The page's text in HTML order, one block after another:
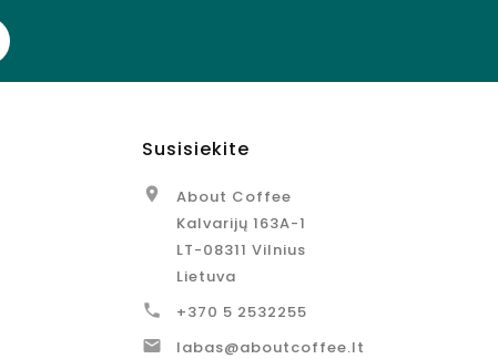
Susisiekite

About Coffee
Kalvarijų 163A-1
LT-08311 Vilnius
Lietuva
 +370 5 2532255
 labas@aboutcoffee.lt